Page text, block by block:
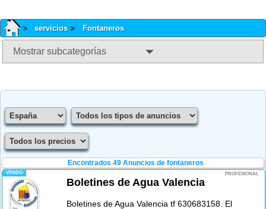
servicios Fontaneros
Mostrar subcategorías
Encontrados 49 Anuncios de fontaneros
-VENDO- PROFESIONAL
Boletines de Agua Valencia
Boletines de Agua Valencia tf 630683158. El